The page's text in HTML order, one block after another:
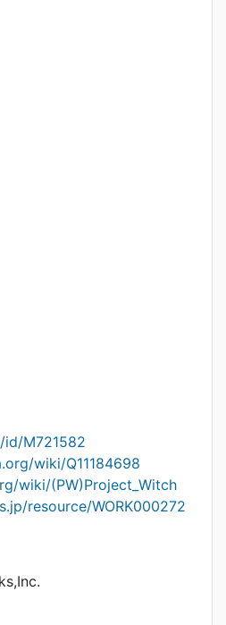
id/M721582
wiki/Q11184698
wiki/(PW)Project_Witch
resource/WORK000272